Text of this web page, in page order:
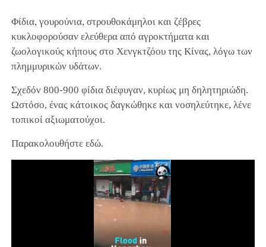
Φίδια, γουρούνια, στρουθοκάμηλοι και ζέβρες
κυκλοφορούσαν ελεύθερα από αγροκτήματα και
ζωολογικούς κήπους στο Χενγκτζόου της Κίνας, λόγω των
πλημμυρικών υδάτων.
Σχεδόν 800-900 φίδια διέφυγαν, κυρίως μη δηλητηριώδη.
Ωστόσο, ένας κάτοικος δαγκώθηκε και νοσηλεύτηκε, λένε
τοπικοί αξιωματούχοι.
Παρακολουθήστε εδώ.